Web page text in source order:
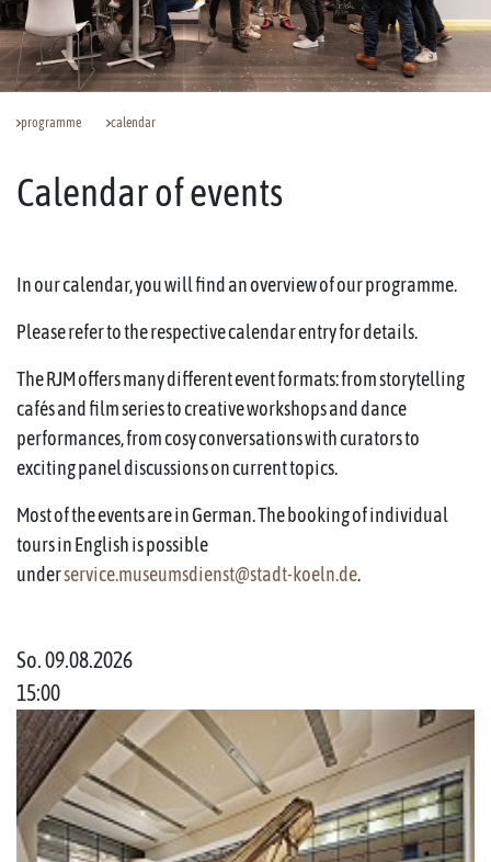
programme calendar
Calendar of events
In our calendar, you will find an overview of our programme.
Please refer to the respective calendar entry for details.
The RJM offers many different event formats: from storytelling
cafés and film series to creative workshops and dance
performances, from cosy conversations with curators to
exciting panel discussions on current topics.
Most of the events are in German. The booking of individual
tours in English is possible
underservice.museumsdienst@stadt-koeln.de.
So. 09.08.2026
15:00